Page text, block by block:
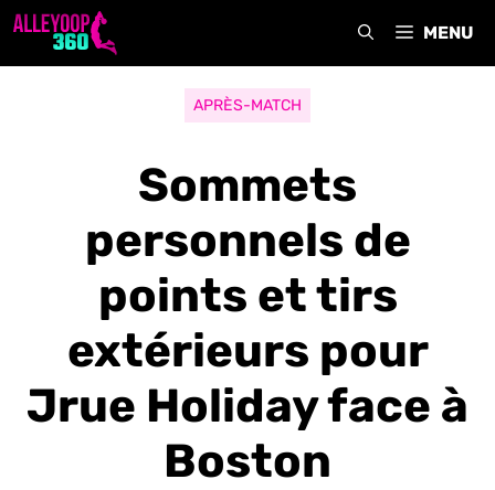
Aller
MENU
APRÈS-MATCH
Sommets
personnels de
points et tirs
extérieurs pour
Jrue Holiday face à
Boston